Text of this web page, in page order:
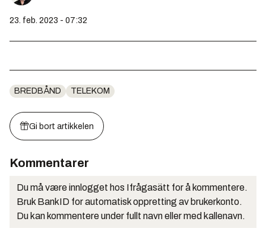
23. feb. 2023 - 07:32
BREDBÅND TELEKOM
Gi bort artikkelen
Kommentarer
Du må være innlogget hos Ifrågasätt for å kommentere.
Bruk BankID for automatisk oppretting av brukerkonto.
Du kan kommentere under fullt navn eller med kallenavn.